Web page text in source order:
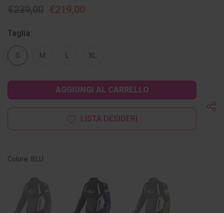
€219,00
Taglia:
S M L XL
attuale:
LISTA DESIDERI
Colore: BLU